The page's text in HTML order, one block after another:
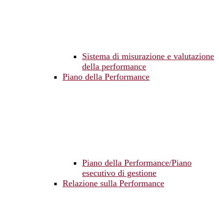
Sistema di misurazione e valutazione
della performance
Piano della Performance
Piano della Performance/Piano
esecutivo di gestione
Relazione sulla Performance